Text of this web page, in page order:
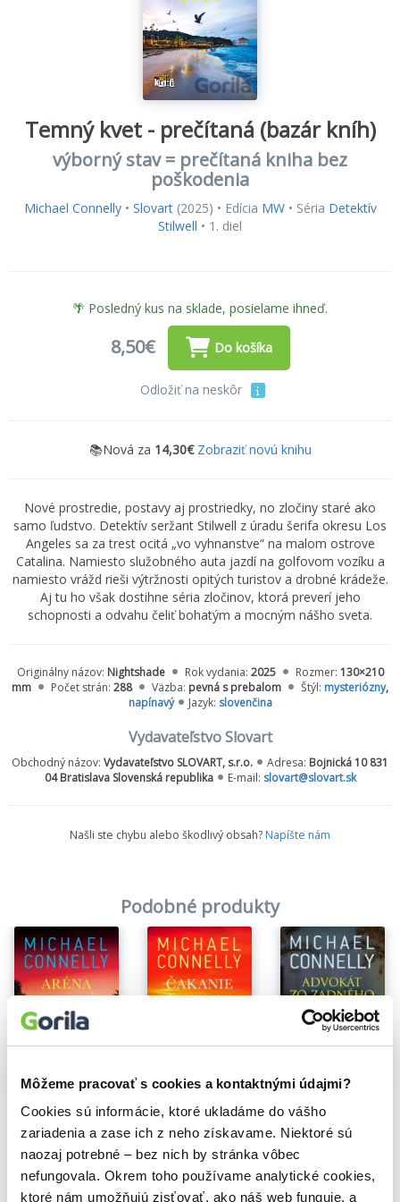
Môžeme pracovať s cookies a kontaktnými údajmi?
Cookies sú informácie, ktoré ukladáme do vášho
zariadenia a zase ich z neho získavame. Niektoré sú
naozaj potrebné – bez nich by stránka vôbec
nefungovala. Okrem toho používame analytické cookies,
ktoré nám umožňujú zisťovať, ako náš web funguje, a
Temný kvet - prečítaná (bazár kníh)
výborný stav = prečítaná kniha bez
poškodenia
Michael Connelly• Slovart(2025) • Edícia MW• Séria Detektív
Stilwell • 1. diel
🌴 Posledný kus na sklade, posielame ihneď.
8,50€ Do košíka
Odložiť na neskôr
📚Nová za 14,30€ Zobraziť novú knihu
Nové prostredie, postavy aj prostriedky, no zločiny staré ako
samo ľudstvo. Detektív seržant Stilwell z úradu šerifa okresu Los
Angeles sa za trest ocitá „vo vyhnanstve“ na malom ostrove
Catalina. Namiesto služobného auta jazdí na golfovom vozíku a
namiesto vrážd rieši výtržnosti opitých turistov a drobné krádeže.
Aj tu ho však dostihne séria zločinov, ktorá preverí jeho
schopnosti a odvahu čeliť bohatým a mocným nášho sveta.
Originálny názov: Nightshade Rok vydania: 2025 Rozmer: 130×210
mm
Počet strán: 288 Väzba: pevná s prebalom Štýl: mysteriózny,
napínavý
Jazyk: slovenčina
Vydavateľstvo Slovart
Obchodný názov: Vydavateľstvo SLOVART, s.r.o. Adresa: Bojnická 10 831
04 Bratislava Slovenská republika
E-mail: slovart@slovart.sk
Našli ste chybu alebo škodlivý obsah? Napíšte nám
Podobné produkty
Na sklade
Aréna
Michael Connelly
14,18€
Na sklade
Čakanie
Michael Connelly
14,30€
Na sklade
Michael Connelly